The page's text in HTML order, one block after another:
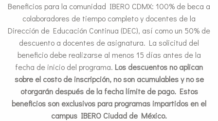
Beneficios para la comunidad IBERO CDMX: 100% de beca a
colaboradores de tiempo completo y docentes de la
Dirección de Educación Continua (DEC), así como un 50% de
descuento a docentes de asignatura. La solicitud del
beneficio debe realizarse al menos 15 días antes de la
fecha de inicio del programa. Los descuentos no aplican
sobre el costo de inscripción, no son acumulables y no se
otorgarán después de la fecha límite de pago. Estos
beneficios son exclusivos para programas impartidos en el
campus IBERO Ciudad de México.